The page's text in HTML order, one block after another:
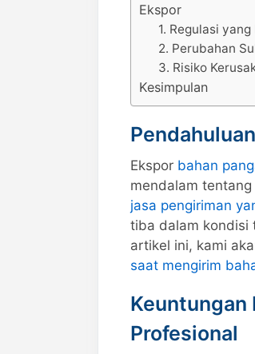
Ekspor
1. Regulasi
2. Perubahan
3. Risiko
Kesimpulan
Pendahuluan
Ekspor bahan
mendalam
jasa pengiriman
tiba dalam kondisi
artikel ini, kami
saat mengirim
Keuntungan
Profesional